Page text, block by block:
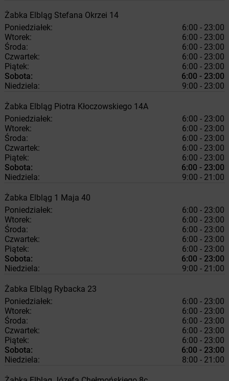
Żabka Elbląg Stefana Okrzei 14
Poniedziałek:
6:00 - 23:00
Wtorek:
6:00 - 23:00
Środa:
6:00 - 23:00
Czwartek:
6:00 - 23:00
Piątek:
6:00 - 23:00
Sobota:
6:00 - 23:00
Niedziela:
9:00 - 23:00
Żabka Elbląg Piotra Kłoczowskiego 14A
Poniedziałek:
6:00 - 23:00
Wtorek:
6:00 - 23:00
Środa:
6:00 - 23:00
Czwartek:
6:00 - 23:00
Piątek:
6:00 - 23:00
Sobota:
6:00 - 23:00
Niedziela:
9:00 - 21:00
Żabka Elbląg 1 Maja 40
Poniedziałek:
6:00 - 23:00
Wtorek:
6:00 - 23:00
Środa:
6:00 - 23:00
Czwartek:
6:00 - 23:00
Piątek:
6:00 - 23:00
Sobota:
6:00 - 23:00
Niedziela:
9:00 - 21:00
Żabka Elbląg Rybacka 23
Poniedziałek:
6:00 - 23:00
Wtorek:
6:00 - 23:00
Środa:
6:00 - 23:00
Czwartek:
6:00 - 23:00
Piątek:
6:00 - 23:00
Sobota:
6:00 - 23:00
Niedziela:
8:00 - 21:00